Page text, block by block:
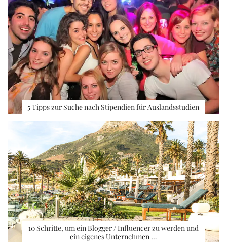
5 Tipps zur Suche nach Stipendien für Auslandsstudien
10 Schritte, um ein Blogger / Influencer zu werden und
ein eigenes Unternehmen …